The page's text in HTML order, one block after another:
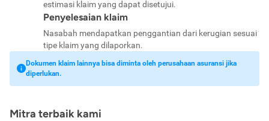
estimasi klaim yang dapat disetujui.
Penyelesaian klaim
Nasabah mendapatkan penggantian dari kerugian sesuai
tipe klaim yang dilaporkan.
Dokumen klaim lainnya bisa diminta oleh perusahaan asuransi jika
diperlukan.
Mitra terbaik kami